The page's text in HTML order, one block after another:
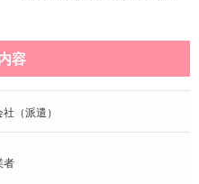
容
（派遣）
者